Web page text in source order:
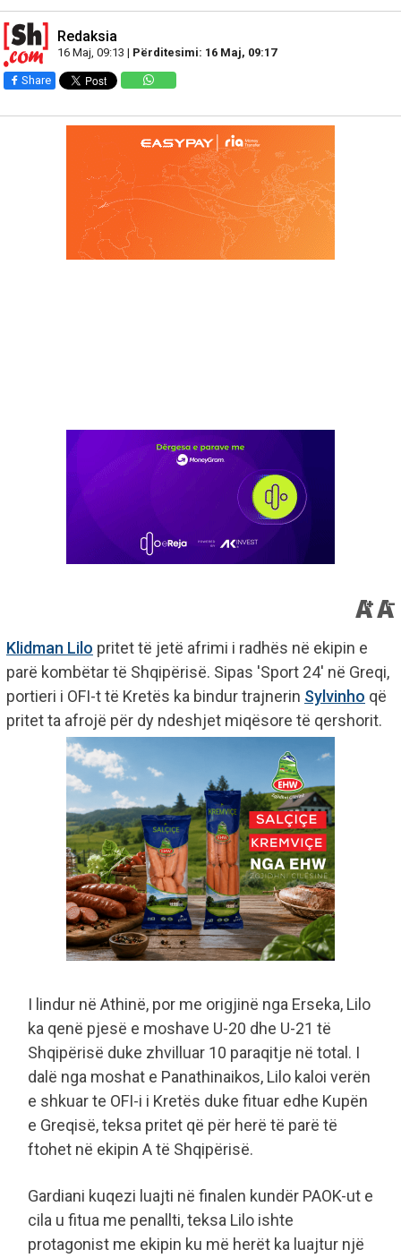
Redaksia
16 Maj, 09:13 | Përditesimi: 16 Maj, 09:17
Share
Klidman Lilo pritet të jetë afrimi i radhës në ekipin e
parë kombëtar të Shqipërisë. Sipas 'Sport 24' në Greqi,
portieri i OFI-t të Kretës ka bindur trajnerin Sylvinho që
pritet ta afrojë për dy ndeshjet miqësore të qershorit.
I lindur në Athinë, por me origjinë nga Erseka, Lilo
ka qenë pjesë e moshave U-20 dhe U-21 të
Shqipërisë duke zhvilluar 10 paraqitje në total. I
dalë nga moshat e Panathinaikos, Lilo kaloi verën
e shkuar te OFI-i i Kretës duke fituar edhe Kupën
e Greqisë, teksa pritet që për herë të parë të
ftohet në ekipin A të Shqipërisë.
Gardiani kuqezi luajti në finalen kundër PAOK-ut e
cila u fitua me penallti, teksa Lilo ishte
protagonist me ekipin ku më herët ka luajtur një